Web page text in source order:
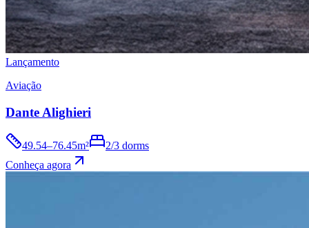
Lançamento
Aviação
Dante Alighieri
49.54–76.45m²
2/3 dorms
Conheça agora